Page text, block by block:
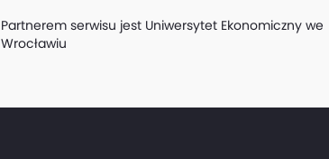
Partnerem serwisu jest Uniwersytet Ekonomiczny we
Wrocławiu